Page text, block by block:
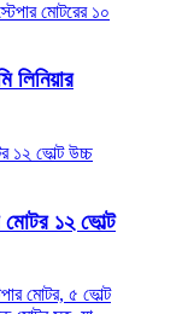
লিনিয়ার
মোটর ১২ ভোল্ট